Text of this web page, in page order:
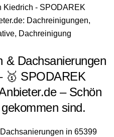
& Dachsanierungen
🥇 SPODAREK
– Schön
sind.